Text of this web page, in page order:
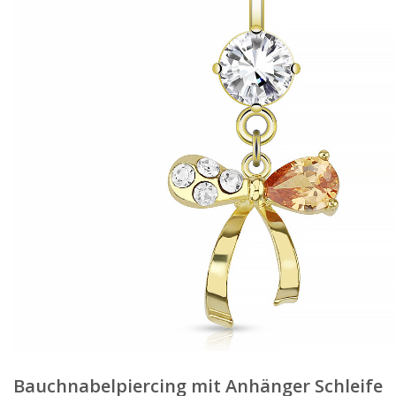
Bauchnabelpiercing mit Anhänger Schleife